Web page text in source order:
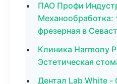
ПАО Профи
Механообработка:
фрезерная в
Клиника Harmony
Эстетическая
Дентал Lab White -